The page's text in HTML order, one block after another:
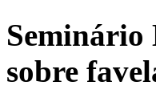
Seminário
sobre